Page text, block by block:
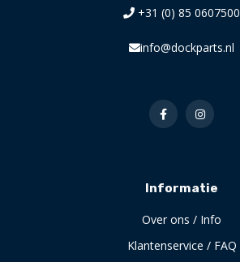
+31 (0) 85 0607500
info@dockparts.nl
Informatie
Over ons / Info
Klantenservice / FAQ